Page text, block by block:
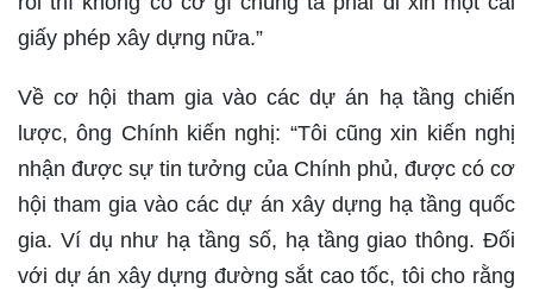
giấy phép xây dựng nữa.”
Về cơ hội tham gia vào các dự án hạ tầng chiến
lược, ông Chính kiến nghị: “Tôi cũng xin kiến nghị
nhận được sự tin tưởng của Chính phủ, được có cơ
hội tham gia vào các dự án xây dựng hạ tầng quốc
gia. Ví dụ như hạ tầng số, hạ tầng giao thông. Đối
với dự án xây dựng đường sắt cao tốc, tôi cho rằng